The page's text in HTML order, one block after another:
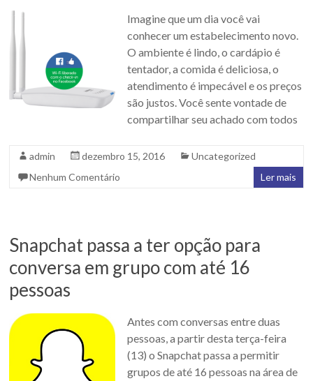
Imagine que um dia você vai
conhecer um estabelecimento novo.
O ambiente é lindo, o cardápio é
tentador, a comida é deliciosa, o
atendimento é impecável e os preços
são justos. Você sente vontade de
compartilhar seu achado com todos
admin dezembro 15, 2016
Uncategorized
Nenhum Comentário
Ler mais
Snapchat passa a ter opção para
conversa em grupo com até 16
pessoas
Antes com conversas entre duas
pessoas, a partir desta terça-feira
(13) o Snapchat passa a permitir
grupos de até 16 pessoas na área de